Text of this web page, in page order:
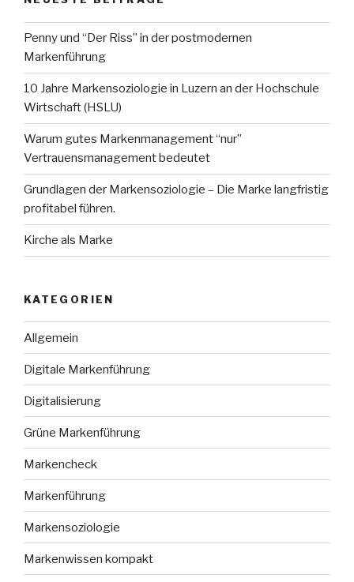
Penny und “Der Riss” in der postmodernen
Markenführung
10 Jahre Markensoziologie in Luzern an der Hochschule
Wirtschaft (HSLU)
Warum gutes Markenmanagement “nur”
Vertrauensmanagement bedeutet
Grundlagen der Markensoziologie – Die Marke langfristig
profitabel führen.
Kirche als Marke
KATEGORIEN
Allgemein
Digitale Markenführung
Digitalisierung
Grüne Markenführung
Markencheck
Markenführung
Markensoziologie
Markenwissen kompakt